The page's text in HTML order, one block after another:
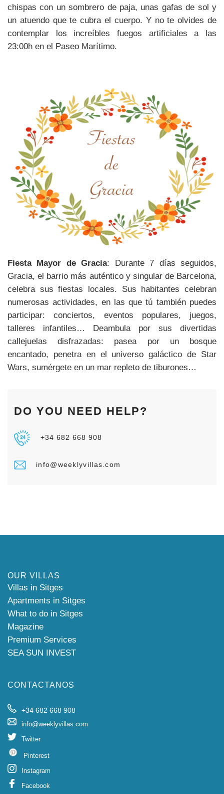
chispas con un sombrero de paja, unas gafas de sol y
un atuendo que te cubra el cuerpo. Y no te olvides de
contemplar los increíbles fuegos artificiales a las
23:00h en el Paseo Marítimo.
Fiesta Mayor de Gracia: Durante 7 días seguidos,
Gracia, el barrio más auténtico y singular de Barcelona,
celebra sus fiestas locales. Sus habitantes celebran
numerosas actividades, en las que tú también puedes
participar: conciertos, eventos populares, juegos,
talleres infantiles… Deambula por sus divertidas
callejuelas disfrazadas: pasea por un bosque
encantado, penetra en el universo galáctico de Star
Wars, sumérgete en un mar repleto de tiburones…
DO YOU NEED HELP?
+34 682 668 908
info@weeklyvillas.com
OUR VILLAS
Villas in Sitges
Apartments in Sitges
What to do in Sitges
Magazine
Premium Services
SEA SUN INVEST
CONTACTANOS
+34 682 668 908
info@weeklyvillas.com
Twitter
Pinterest
Instagram
Facebook